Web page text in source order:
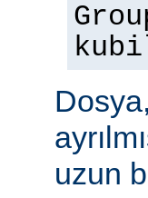
uzun